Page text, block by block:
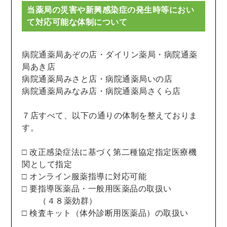
当薬局の災害や新興感染症の発生時等におい
て対応可能な体制について
病院通薬局あぞの店・ダイリン薬局・病院通薬
局あき店
病院通薬局みさと店・病院通薬局いの店
病院通薬局みなみ店・病院通薬局さくら店
７店すべて、以下の通りの体制を整えておりま
す。
□ 改正感染症法に基づく第二種協定指定医療機
関として指定
□ オンライン服薬指導に対応可能
□ 要指導医薬品・一般用医薬品の取扱い
（４８薬効群）
□ 検査キット（体外診断用医薬品）の取扱い